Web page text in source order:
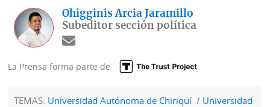
Ohigginis Arcia Jaramillo
Subeditor sección política
La Prensa forma parte de
TEMAS: Universidad Autónoma de Chiriquí
Universidad